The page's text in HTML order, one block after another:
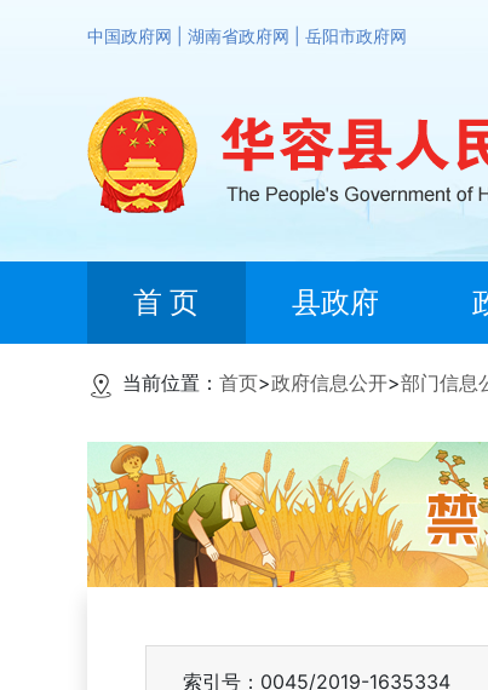
中国政府网 湖南省政府网 岳阳市政府网
首 页 县政府
当前位置： 首页>政府信息公开>部门信息
索引号：0045/2019-1635334